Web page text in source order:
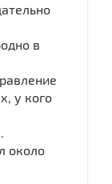
в
у кого
около